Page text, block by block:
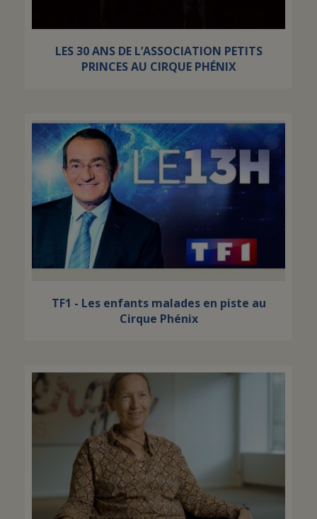
LES 30 ANS DE L’ASSOCIATION PETITS
PRINCES AU CIRQUE PHÉNIX
TF1 - Les enfants malades en piste au
Cirque Phénix